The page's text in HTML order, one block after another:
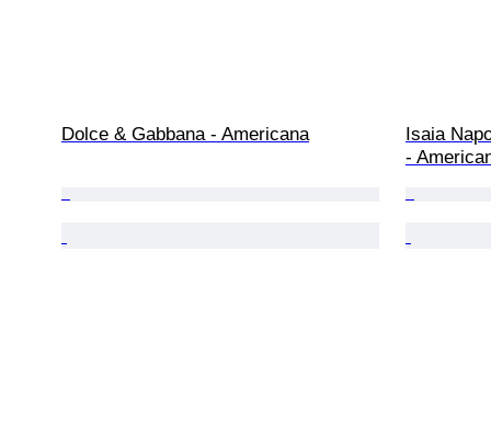
Dolce & Gabbana - Americana
Isaia
-